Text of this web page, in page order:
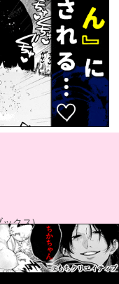
クス)